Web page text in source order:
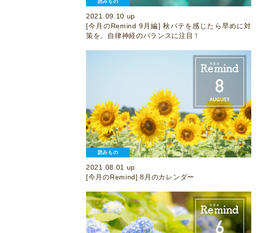
読みもの
2021.09.10 up
[今月のRemind 9月編] 秋バテを感じたら早めに対
策を。自律神経のバランスに注目！
読みもの
2021.08.01 up
[今月のRemind] 8月のカレンダー